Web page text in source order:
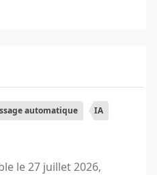
automatique IA
le 27 juillet 2026,